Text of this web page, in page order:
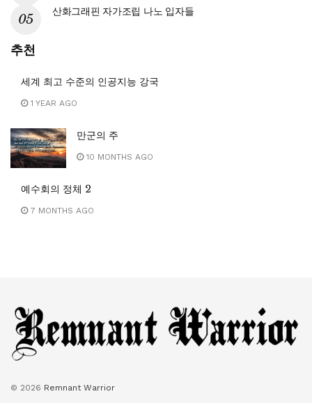
산화그래핀 자가조립 나노 입자들
추천
세계 최고 수준의 인공지능 강국
1 YEAR AGO
만군의 주
10 MONTHS AGO
예수회의 정체 2
7 MONTHS AGO
© 2026 Remnant Warrior